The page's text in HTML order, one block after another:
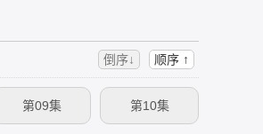
倒序↓ 顺序 ↑
第09集 第10集